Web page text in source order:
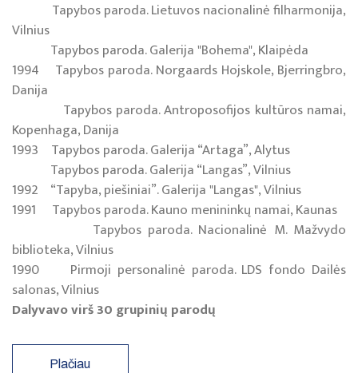
Tapybos paroda. Lietuvos nacionalinė filharmonija,
Vilnius
Tapybos paroda. Galerija "Bohema", Klaipėda
1994 Tapybos paroda. Norgaards Hojskole, Bjerringbro,
Danija
Tapybos paroda. Antroposofijos kultūros namai,
Kopenhaga, Danija
1993 Tapybos paroda. Galerija “Artaga”, Alytus
Tapybos paroda. Galerija “Langas”, Vilnius
1992 “Tapyba, piešiniai”. Galerija "Langas", Vilnius
1991 Tapybos paroda. Kauno menininkų namai, Kaunas
Tapybos paroda. Nacionalinė M. Mažvydo
biblioteka, Vilnius
1990 Pirmoji personalinė paroda. LDS fondo Dailės
salonas, Vilnius
Dalyvavo virš 30 grupinių parodų
Plačiau